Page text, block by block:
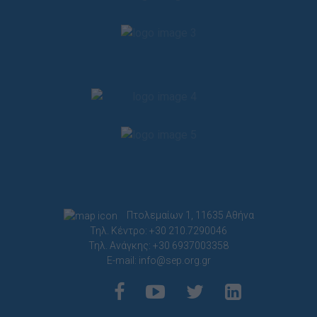
Πτολεμαίων 1, 11635 Αθήνα
Τηλ. Κέντρο: +30 210.7290046
Τηλ. Ανάγκης: +30 6937003358
E-mail: info@sep.org.gr